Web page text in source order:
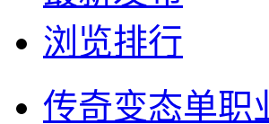
浏览排行
传奇变态单职